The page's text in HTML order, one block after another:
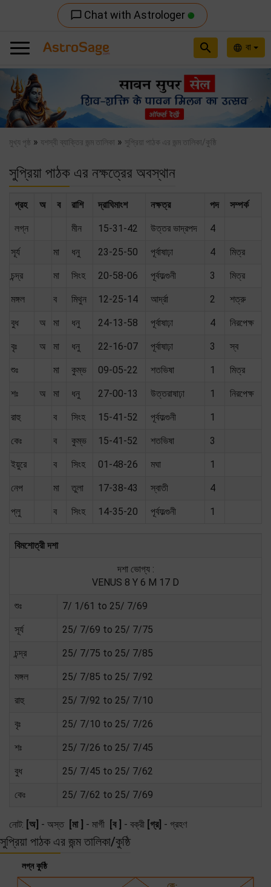
chat_bubble_outline Chat with Astrologer
language বা
search
Previous
মুখ্য পৃষ্ঠ » যশস্বী ব্যাক্তির জন্ম তালিকা » সুপ্রিয়া পাঠক এর জন্ম তালিকা/কুষ্ঠি
সুপ্রিয়া পাঠক এর নক্ষত্রের অবস্থান
গ্রহ অ ব রাশি দ্রাঘিমাংশ নক্ষত্র পদ সম্পর্ক
লগ্ন মীন 15-31-42 উত্তর ভাদ্রপদ 4
সূর্য মা ধনু 23-25-50 পূর্বাষাঢ়া 4 মিত্র
চন্দ্র মা সিংহ 20-58-06 পূর্বফল্গুনী 3 মিত্র
মঙ্গল ব মিথুন 12-25-14 আর্দ্রা 2 শত্রু
বুধ অ মা ধনু 24-13-58 পূর্বাষাঢ়া 4 নিরপেক্ষ
বৃঃ অ মা ধনু 22-16-07 পূর্বাষাঢ়া 3 স্ব
শুঃ মা কুম্ভ 09-05-22 শতভিষা 1 মিত্র
শঃ অ মা ধনু 27-00-13 উত্তরাষাঢ়া 1 নিরপেক্ষ
রাহু ব সিংহ 15-41-52 পূর্বফল্গুনী 1
কেঃ ব কুম্ভ 15-41-52 শতভিষা 3
ইয়ুরে ব সিংহ 01-48-26 মঘা 1
নেপ মা তুলা 17-38-43 স্বাতী 4
প্লু ব সিংহ 14-35-20 পূর্বফল্গুনী 1
বিমশোত্রী দশা
দশা ভোগ্য :
VENUS 8 Y 6 M 17 D
শুঃ 7/ 1/61 to 25/ 7/69
সূর্য 25/ 7/69 to 25/ 7/75
চন্দ্র 25/ 7/75 to 25/ 7/85
মঙ্গল 25/ 7/85 to 25/ 7/92
রাহু 25/ 7/92 to 25/ 7/10
বৃঃ 25/ 7/10 to 25/ 7/26
শঃ 25/ 7/26 to 25/ 7/45
বুধ 25/ 7/45 to 25/ 7/62
কেঃ 25/ 7/62 to 25/ 7/69
নোট: [অ] - অস্ত [মা ] - মার্গী [ব ] - বক্রী [গ্র] - গ্রহণ
সুপ্রিয়া পাঠক এর জন্ম তালিকা/কুষ্ঠি